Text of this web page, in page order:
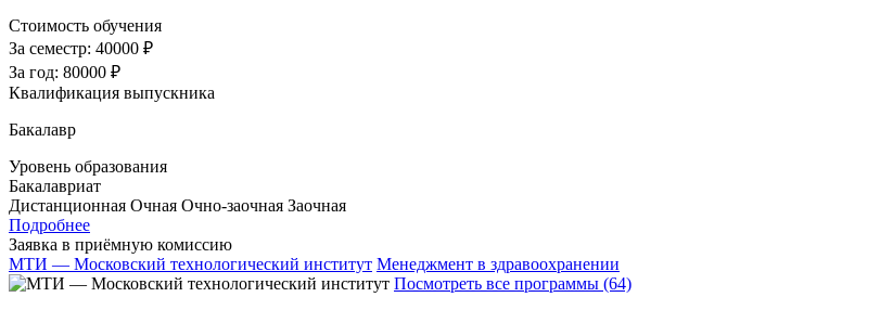
Стоимость обучения
За семестр: 40000 ₽
За год: 80000 ₽
Квалификация выпускника
Бакалавр
Уровень образования
Бакалавриат
Дистанционная Очная Очно-заочная Заочная
Подробнее
Заявка в приёмную комиссию
МТИ — Московский технологический институт Менеджмент в здравоохранении
Посмотреть все программы (64)